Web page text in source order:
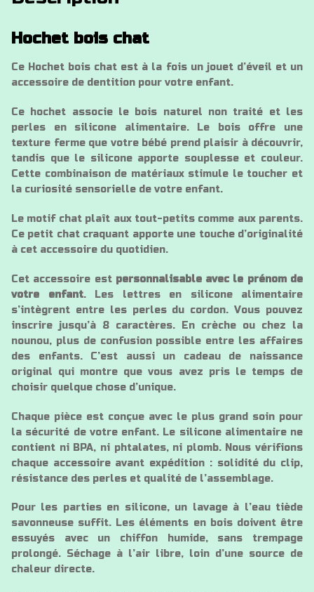
Hochet bois chat
Ce Hochet bois chat est à la fois un jouet d’éveil et un
accessoire de dentition pour votre enfant.
Ce hochet associe le bois naturel non traité et les
perles en silicone alimentaire. Le bois offre une
texture ferme que votre bébé prend plaisir à découvrir,
tandis que le silicone apporte souplesse et couleur.
Cette combinaison de matériaux stimule le toucher et
la curiosité sensorielle de votre enfant.
Le motif chat plaît aux tout-petits comme aux parents.
Ce petit chat craquant apporte une touche d’originalité
à cet accessoire du quotidien.
Cet accessoire est personnalisable avec le prénom de
votre enfant. Les lettres en silicone alimentaire
s’intègrent entre les perles du cordon. Vous pouvez
inscrire jusqu’à 8 caractères. En crèche ou chez la
nounou, plus de confusion possible entre les affaires
des enfants. C’est aussi un cadeau de naissance
original qui montre que vous avez pris le temps de
choisir quelque chose d’unique.
Chaque pièce est conçue avec le plus grand soin pour
la sécurité de votre enfant. Le silicone alimentaire ne
contient ni BPA, ni phtalates, ni plomb. Nous vérifions
chaque accessoire avant expédition : solidité du clip,
résistance des perles et qualité de l’assemblage.
Pour les parties en silicone, un lavage à l’eau tiède
savonneuse suffit. Les éléments en bois doivent être
essuyés avec un chiffon humide, sans trempage
prolongé. Séchage à l’air libre, loin d’une source de
chaleur directe.